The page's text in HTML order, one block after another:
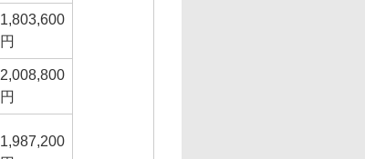
1,803,600
円
2,008,800
円
1,987,200